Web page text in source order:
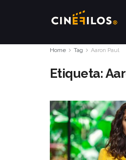
Home Tag Aaron Paul
Etiqueta: